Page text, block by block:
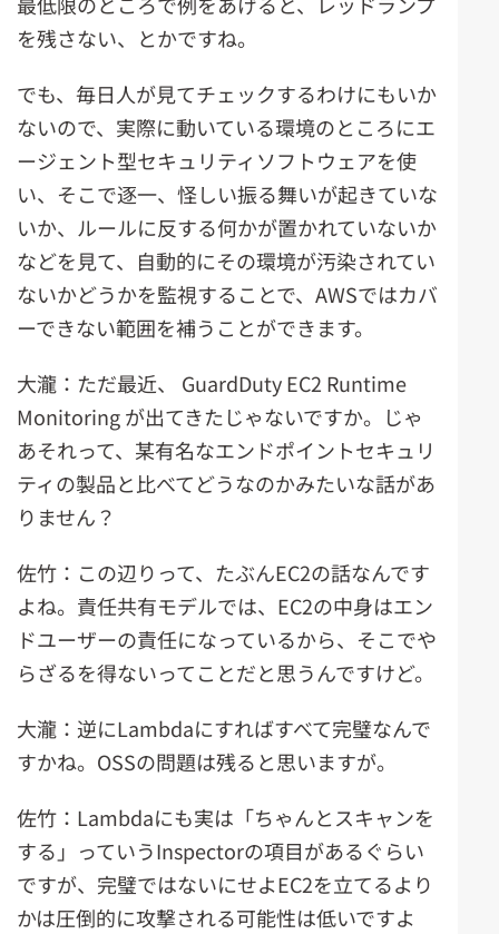
を残さない、とかですね。
でも、毎日人が見てチェックするわけにもいか
ないので、実際に動いている環境のところにエ
ージェント型セキュリティソフトウェアを使
い、そこで逐一、怪しい振る舞いが起きていな
いか、ルールに反する何かが置かれていないか
などを見て、自動的にその環境が汚染されてい
ないかどうかを監視することで、AWSではカバ
ーできない範囲を補うことができます。
大瀧：ただ最近、 GuardDuty EC2 Runtime
Monitoring が出てきたじゃないですか。じゃ
あそれって、某有名なエンドポイントセキュリ
ティの製品と比べてどうなのかみたいな話があ
りません？
佐竹：この辺りって、たぶんEC2の話なんです
よね。責任共有モデルでは、EC2の中身はエン
ドユーザーの責任になっているから、そこでや
らざるを得ないってことだと思うんですけど。
大瀧：逆にLambdaにすればすべて完璧なんで
すかね。OSSの問題は残ると思いますが。
佐竹：Lambdaにも実は「ちゃんとスキャンを
する」っていうInspectorの項目があるぐらい
ですが、完璧ではないにせよEC2を立てるより
かは圧倒的に攻撃される可能性は低いですよ